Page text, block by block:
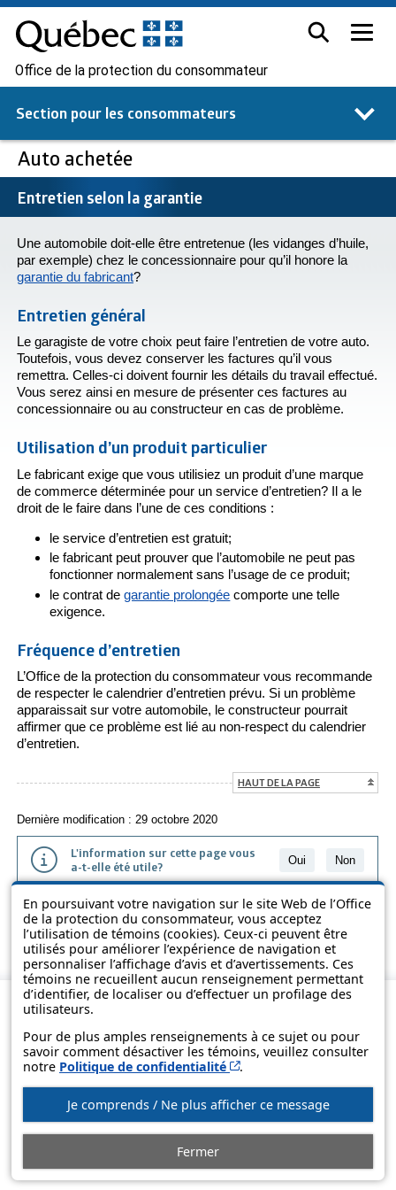
En poursuivant votre navigation sur le site Web de l’Office
de la protection du consommateur, vous acceptez
l’utilisation de témoins (cookies). Ceux-ci peuvent être
utilisés pour améliorer l’expérience de navigation et
personnaliser l’affichage d’avis et d’avertissements. Ces
témoins ne recueillent aucun renseignement permettant
d’identifier, de localiser ou d’effectuer un profilage des
utilisateurs.
Pour de plus amples renseignements à ce sujet ou pour
savoir comment désactiver les témoins, veuillez consulter
notre Politique de confidentialité Cet hyperlien s’ouvrira
.
Je comprends / Ne plus afficher ce message
Fermer
Office de la protection du consommateur
Section pour les consommateurs
Auto achetée
Entretien selon la garantie
Une automobile doit-elle être entretenue (les vidanges d’huile,
par exemple) chez le concessionnaire pour qu’il honore la
garantie du fabricant?
Entretien général
Le garagiste de votre choix peut faire l’entretien de votre auto.
Toutefois, vous devez conserver les factures qu’il vous
remettra. Celles-ci doivent fournir les détails du travail effectué.
Vous serez ainsi en mesure de présenter ces factures au
concessionnaire ou au constructeur en cas de problème.
Utilisation d’un produit particulier
Le fabricant exige que vous utilisiez un produit d’une marque
de commerce déterminée pour un service d’entretien? Il a le
droit de le faire dans l’une de ces conditions :
le service d’entretien est gratuit;
le fabricant peut prouver que l’automobile ne peut pas
fonctionner normalement sans l’usage de ce produit;
le contrat degarantie prolongée comporte une telle
exigence.
Fréquence d’entretien
L’Office de la protection du consommateur vous recommande
de respecter le calendrier d’entretien prévu. Si un problème
apparaissait sur votre automobile, le constructeur pourrait
affirmer que ce problème est lié au non-respect du calendrier
d’entretien.
HAUT DE LA PAGE
Dernière modification : 29 octobre 2020
L'information sur cette page vous
a-t-elle été utile?
Oui Non
L'information présentée dans cette page a été vulgarisée pour en
favoriser la compréhension. Elle ne remplace pas les textes des lois
et des règlements.
© Gouvernement du Québec, 2013-2025